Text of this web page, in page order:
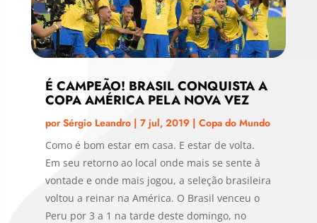
É CAMPEÃO! BRASIL CONQUISTA A
COPA AMÉRICA PELA NOVA VEZ
porSérgio Leandro| 7 jul, 2019| Copa do Mundo
Como é bom estar em casa. E estar de volta.
Em seu retorno ao local onde mais se sente à
vontade e onde mais jogou, a seleção brasileira
voltou a reinar na América. O Brasil venceu o
Peru por 3 a 1 na tarde deste domingo, no